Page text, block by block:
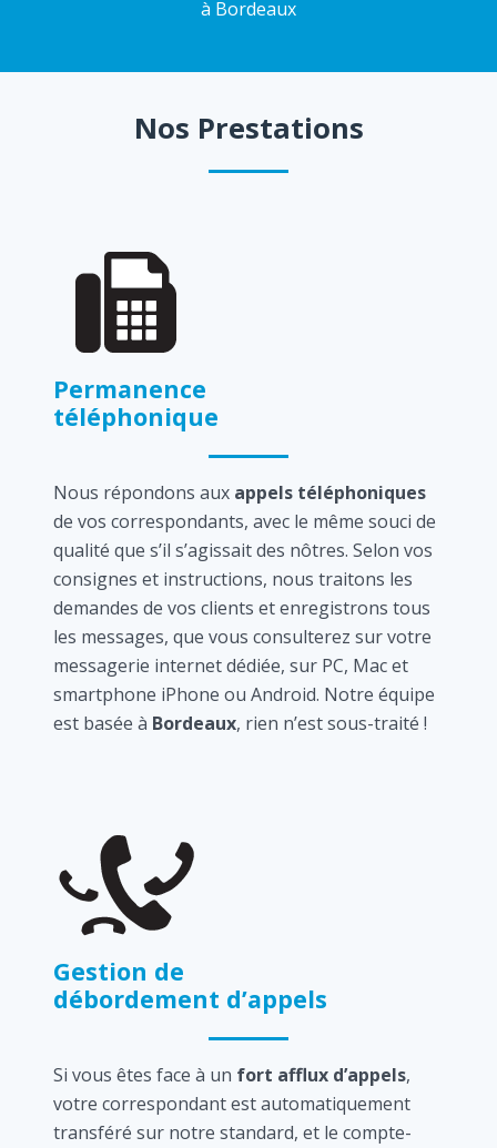
à Bordeaux
Nos Prestations
Permanence
téléphonique
Nous répondons aux appels téléphoniques
de vos correspondants, avec le même souci de
qualité que s’il s’agissait des nôtres. Selon vos
consignes et instructions, nous traitons les
demandes de vos clients et enregistrons tous
les messages, que vous consulterez sur votre
messagerie internet dédiée, sur PC, Mac et
smartphone iPhone ou Android. Notre équipe
est basée à Bordeaux, rien n’est sous-traité !
Gestion de
débordement d’appels
Si vous êtes face à un fort afflux d’appels,
votre correspondant est automatiquement
transféré sur notre standard, et le compte-